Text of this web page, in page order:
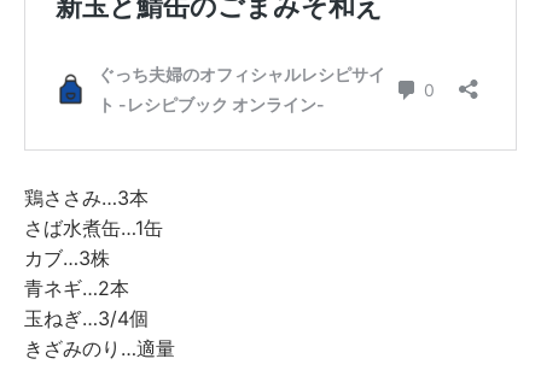
鶏ささみ…3本
さば水煮缶…1缶
カブ…3株
青ネギ…2本
玉ねぎ…3/4個
きざみのり…適量